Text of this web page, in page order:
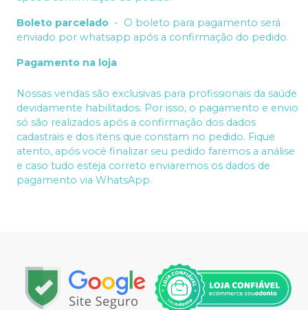
Boleto parcelado - O boleto para pagamento será
enviado por whatsapp após a confirmação do pedido.
Pagamento na loja
Nossas vendas são exclusivas para profissionais da saúde
devidamente habilitados. Por isso, o pagamento e envio
só são realizados após a confirmação dos dados
cadastrais e dos itens que constam no pedido. Fique
atento, após você finalizar seu pedido faremos a análise
e caso tudo esteja correto enviaremos os dados de
pagamento via WhatsApp.